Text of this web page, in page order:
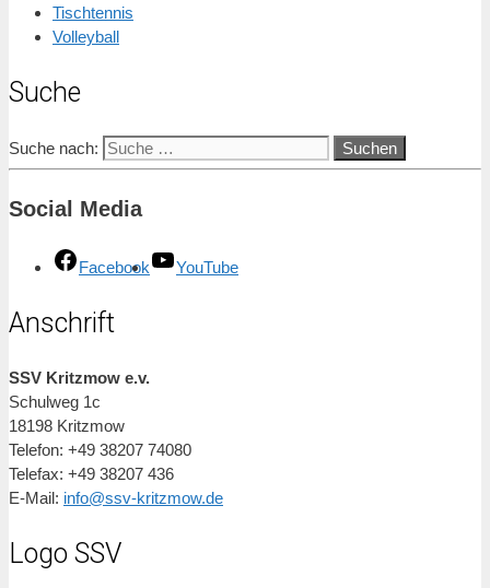
Tischtennis
Volleyball
Suche
Suche nach:
Social Media
Facebook YouTube
Anschrift
SSV Kritzmow e.v.
Schulweg 1c
18198 Kritzmow
Telefon: +49 38207 74080
Telefax: +49 38207 436
E-Mail: info@ssv-kritzmow.de
Logo SSV